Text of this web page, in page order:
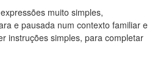
muito simples,
e pausada num contexto familiar e
instruções simples, para completar